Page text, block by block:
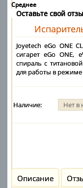
Среднее
Оставьте свой
Joyetech eGo ONE
сигарет eGo ONE,
спираль с
для работы в
Наличие: Нет в
Описание